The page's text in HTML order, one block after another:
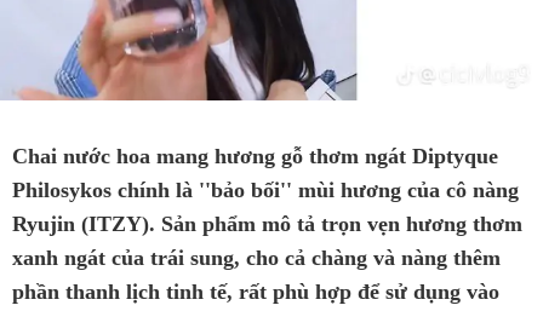
Chai nước hoa mang hương gỗ thơm ngát Diptyque
Philosykos chính là ''bảo bối'' mùi hương của cô nàng
Ryujin (ITZY). Sản phẩm mô tả trọn vẹn hương thơm
xanh ngát của trái sung, cho cả chàng và nàng thêm
phần thanh lịch tinh tế, rất phù hợp để sử dụng vào